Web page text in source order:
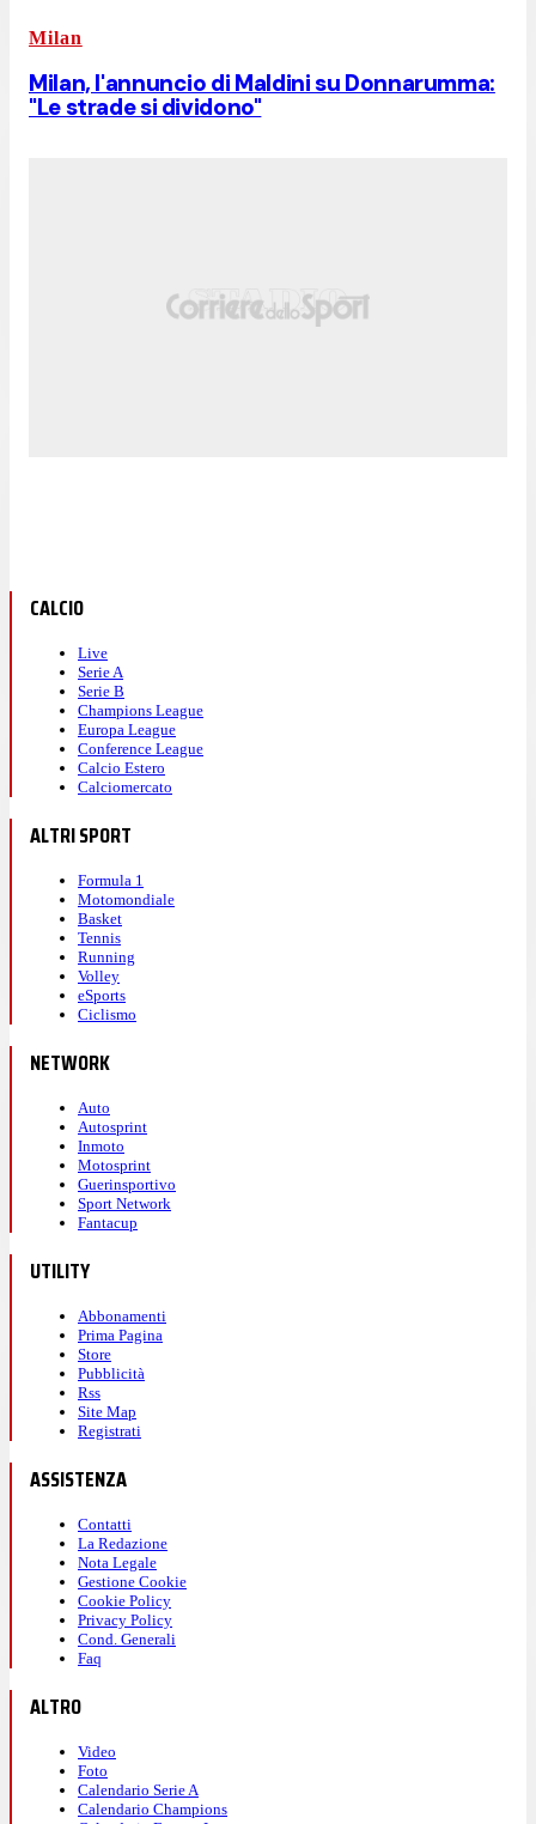
Milan
Milan, l'annuncio di Maldini su Donnarumma:
"Le strade si dividono"
CALCIO
Live
Serie A
Serie B
Champions League
Europa League
Conference League
Calcio Estero
Calciomercato
ALTRI SPORT
Formula 1
Motomondiale
Basket
Tennis
Running
Volley
eSports
Ciclismo
NETWORK
Auto
Autosprint
Inmoto
Motosprint
Guerinsportivo
Sport Network
Fantacup
UTILITY
Abbonamenti
Prima Pagina
Store
Pubblicità
Rss
Site Map
Registrati
ASSISTENZA
Contatti
La Redazione
Nota Legale
Gestione Cookie
Cookie Policy
Privacy Policy
Cond. Generali
Faq
ALTRO
Video
Foto
Calendario Serie A
Calendario Champions